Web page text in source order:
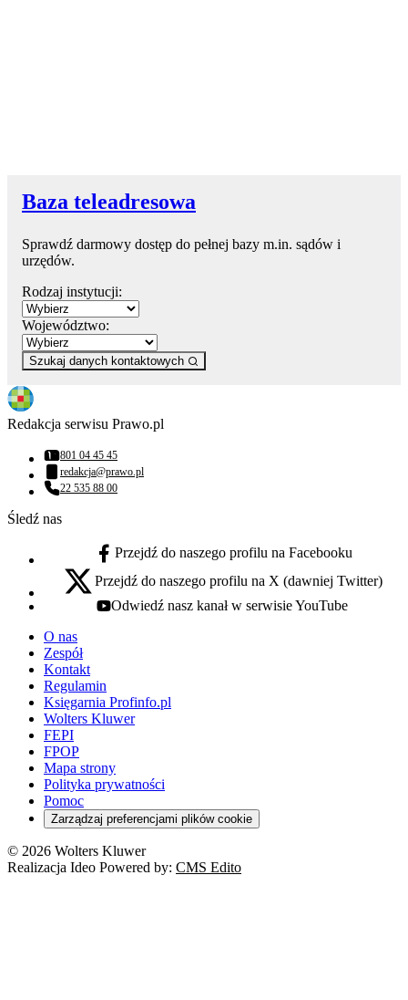
Baza teleadresowa
Sprawdź darmowy dostęp do pełnej bazy m.in. sądów i
urzędów.
Rodzaj instytucji:
Województwo:
Szukaj danych kontaktowych
Redakcja serwisu Prawo.pl
Numer telefonu:
801 04 45 45
Adres email:
redakcja@prawo.pl
Numer telefonu:
22 535 88 00
Śledź nas
facebook - otwiera się w nowej karcie
Przejdź do naszego profilu na Facebooku
x - otwiera się w nowej karcie
Przejdź do naszego profilu na X (dawniej Twitter)
youtube - otwiera się w nowej karcie
Odwiedź nasz kanał w serwisie YouTube
O nas
Zespół
Kontakt
Regulamin
Księgarnia Profinfo.pl
Wolters Kluwer
FEPI
FPOP
Mapa strony
Polityka prywatności
Pomoc
Zarządzaj preferencjami plików cookie
© 2026 Wolters Kluwer
Realizacja Ideo Powered by: CMS Edito